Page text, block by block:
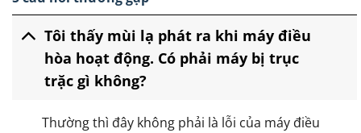
Tôi thấy mùi lạ phát ra khi máy điều
hòa hoạt động. Có phải máy bị trục
trặc gì không?
Thường thì đây không phải là lỗi của máy điều